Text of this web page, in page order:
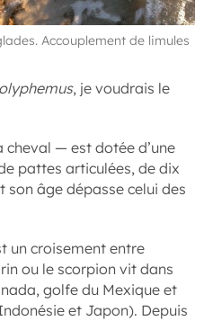
Accouplement de limules
, je voudrais le
— est dotée d’une
pattes articulées, de dix
son âge dépasse celui des
un croisement entre
ou le scorpion vit dans
golfe du Mexique et
et Japon). Depuis